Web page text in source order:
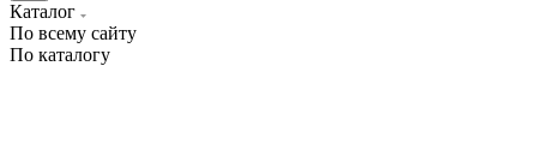
Каталог
По всему сайту
По каталогу